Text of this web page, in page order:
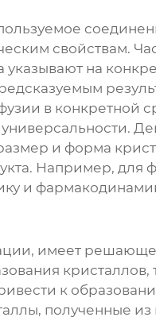
свойствам.
указывают на
в конкретной
и форма
Например, для
и
имеет
к
полученные